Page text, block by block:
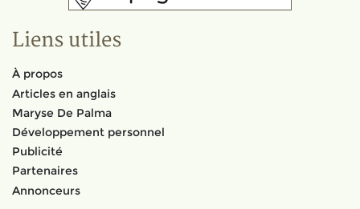
Liens utiles
À propos
Articles en anglais
Maryse De Palma
Développement personnel
Publicité
Partenaires
Annonceurs